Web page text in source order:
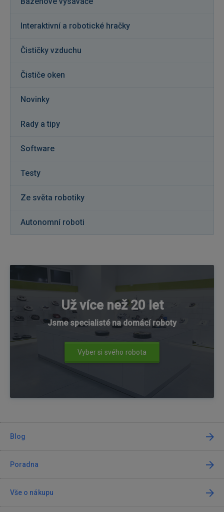
Interaktivní a robotické hračky
Čističky vzduchu
Čističe oken
Novinky
Rady a tipy
Software
Testy
Ze světa robotiky
Autonomní roboti
Už více než 20 let
Jsme specialisté na domácí roboty
Vyber si svého robota
Blog
Poradna
Vše o nákupu